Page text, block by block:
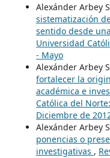
Alexánder Arbey
sistematización
sentido desde
Universidad
- Mayo
Alexánder Arbey
fortalecer la
académica e
Católica del
Diciembre de
Alexánder Arbey
ponencias o
investigativas ,